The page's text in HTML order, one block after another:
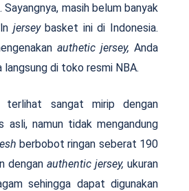
masih belum banyak
jerseybasket ini di Indonesia.
authetic jersey,Anda
langsung di toko resmi NBA.
sangat mirip dengan
asli, namun tidak mengandung
berbobot ringan seberat 190
dengan authentic jersey, ukuran
sehingga dapat digunakan